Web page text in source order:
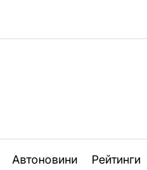
Автоновини Рейтинги